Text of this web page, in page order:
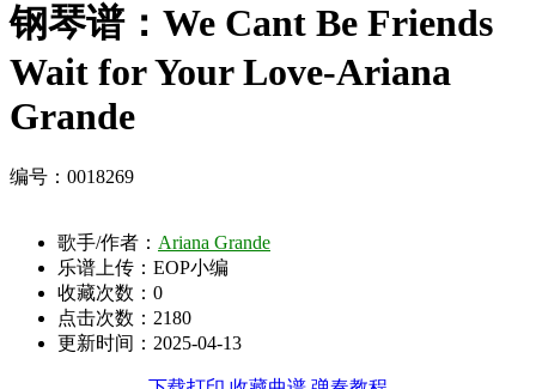
钢琴谱：We Cant Be Friends
Wait for Your Love-Ariana
Grande
编号：0018269
歌手/作者： Ariana Grande
乐谱上传：EOP小编
收藏次数： 0
点击次数：2180
更新时间：2025-04-13